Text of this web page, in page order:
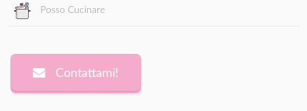
Posso Cucinare
Contattami!